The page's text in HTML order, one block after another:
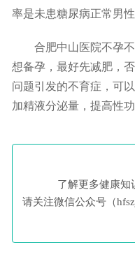
率是未患糖尿病正常男性
合肥中山医院不孕
想备孕，最好先减肥，
问题引发的不育症，可
加精液分泌量，提高性
了解更多健康知
请关注微信公众号（